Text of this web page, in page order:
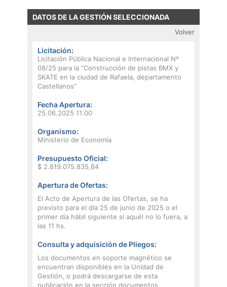
DATOS DE LA GESTIÓN SELECCIONADA
Volver
Licitación:
Licitación Pública Nacional e Internacional Nº
08/25 para la “Construcción de pistas BMX y
SKATE en la ciudad de Rafaela, departamento
Castellanos”
Fecha Apertura:
25.06.2025 11:00
Organismo:
Ministerio de Economía
Presupuesto Oficial:
$ 2.819.075.835,84
Apertura de Ofertas:
El Acto de Apertura de las Ofertas, se ha
previsto para el día 25 de junio de 2025 o el
primer día hábil siguiente si aquél no lo fuera, a
las 11 hs.
Consulta y adquisición de Pliegos:
Los documentos en soporte magnético se
encuentran disponibles en la Unidad de
Gestión, o podrá descargarse de esta
publicación en la sección documentos.